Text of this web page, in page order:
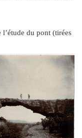
du pont (tirées